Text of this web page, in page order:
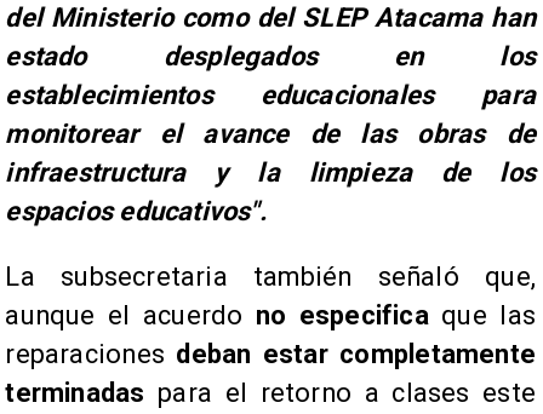
del Ministerio como del SLEP Atacama han
estado desplegados en los
establecimientos educacionales para
monitorear el avance de las obras de
infraestructura y la limpieza de los
espacios educativos".
​La subsecretaria también señaló que,
aunque el acuerdo no especifica que las
reparaciones deban estar completamente
terminadas para el retorno a clases este